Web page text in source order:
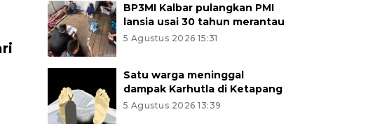
BP3MI Kalbar pulangkan PMI
lansia usai 30 tahun merantau
5 Agustus 2026 15:31
Satu warga meninggal
dampak Karhutla di Ketapang
5 Agustus 2026 13:39